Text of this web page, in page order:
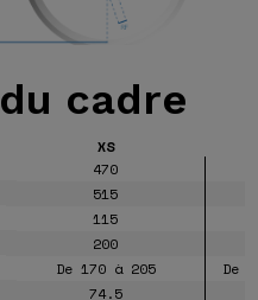
du cadre
XS
470
515
115
200
De 170 à 205
De
74.5